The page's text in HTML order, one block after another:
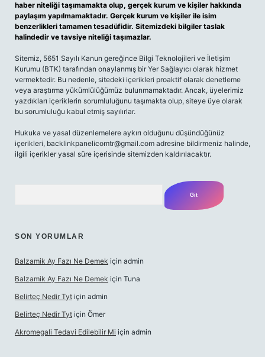
haber niteliği taşımamakta olup, gerçek kurum ve kişiler hakkında
paylaşım yapılmamaktadır. Gerçek kurum ve kişiler ile isim
benzerlikleri tamamen tesadüfidir. Sitemizdeki bilgiler taslak
halindedir ve tavsiye niteliği taşımazlar.
Sitemiz, 5651 Sayılı Kanun gereğince Bilgi Teknolojileri ve İletişim
Kurumu (BTK) tarafından onaylanmış bir Yer Sağlayıcı olarak hizmet
vermektedir. Bu nedenle, sitedeki içerikleri proaktif olarak denetleme
veya araştırma yükümlülüğümüz bulunmamaktadır. Ancak, üyelerimiz
yazdıkları içeriklerin sorumluluğunu taşımakta olup, siteye üye olarak
bu sorumluluğu kabul etmiş sayılırlar.
Hukuka ve yasal düzenlemelere aykırı olduğunu düşündüğünüz
içerikleri, backlinkpanelicomtr@gmail.com adresine bildirmeniz halinde,
ilgili içerikler yasal süre içerisinde sitemizden kaldırılacaktır.
SON YORUMLAR
Balzamik Ay Fazı Ne Demek için admin
Balzamik Ay Fazı Ne Demek için Tuna
Belirteç Nedir Tyt için admin
Belirteç Nedir Tyt için Ömer
Akromegali Tedavi Edilebilir Mi için admin